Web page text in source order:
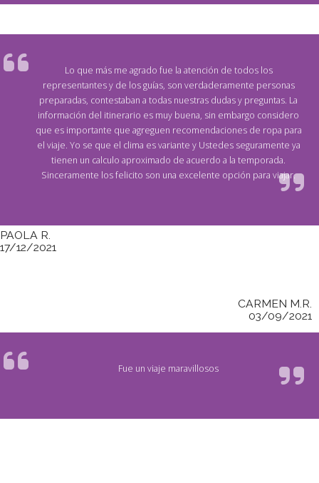
Lo que más me agrado fue la atención de todos los
representantes y de los guías, son verdaderamente personas
preparadas, contestaban a todas nuestras dudas y preguntas. La
información del itinerario es muy buena, sin embargo considero
que es importante que agreguen recomendaciones de ropa para
el viaje. Yo se que el clima es variante y Ustedes seguramente ya
tienen un calculo aproximado de acuerdo a la temporada.
Sinceramente los felicito son una excelente opción para viajar.
PAOLA R.
17/12/2021
CARMEN M.R.
03/09/2021
Fue un viaje maravillosos